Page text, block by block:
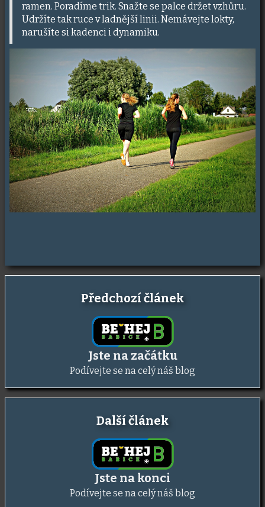
ramen. Poradíme trik. Snažte se palce držet vzhůru.
Udržíte tak ruce v ladnější linii. Nemávejte lokty,
narušíte si kadenci i dynamiku.
Předchozí článek
Jste na začátku
Podívejte se na celý náš blog
Další článek
Jste na konci
Podívejte se na celý náš blog